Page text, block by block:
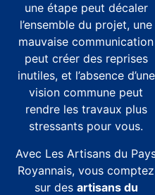
une étape peut décaler
l’ensemble du projet, une
mauvaise communication
peut créer des reprises
inutiles, et l’absence d’une
vision commune peut
rendre les travaux plus
stressants pour vous.
Avec Les Artisans du
Royannais, vous comptez
sur des artisans du